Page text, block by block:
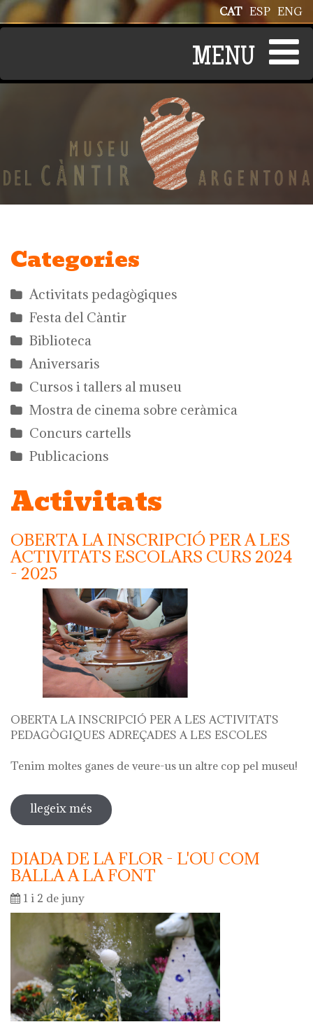
Vés al contingut ENG
ESP
CAT
Categories
Activitats pedagògiques
Festa del Càntir
Biblioteca
Aniversaris
Cursos i tallers al museu
Mostra de cinema sobre ceràmica
Concurs cartells
Publicacions
Activitats
OBERTA LA INSCRIPCIÓ PER A LES
ACTIVITATS ESCOLARS CURS 2024
- 2025
OBERTA LA INSCRIPCIÓ PER A LES ACTIVITATS
PEDAGÒGIQUES ADREÇADES A LES ESCOLES
Tenim moltes ganes de veure-us un altre cop pel museu!
llegeix més sobre oberta la inscripció per a les
activitats escolars curs 2024 - 2025
DIADA DE LA FLOR - L'OU COM
BALLA A LA FONT
1 i 2 de juny